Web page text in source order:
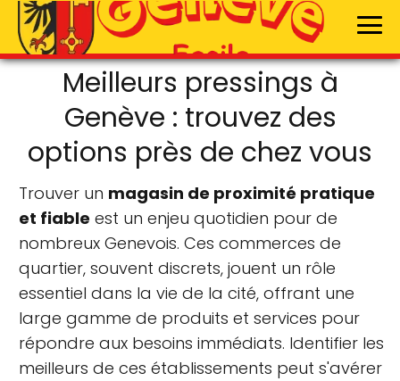
Meilleurs pressings à
Genève : trouvez des
options près de chez vous
Trouver un magasin de proximité pratique
et fiable est un enjeu quotidien pour de
nombreux Genevois. Ces commerces de
quartier, souvent discrets, jouent un rôle
essentiel dans la vie de la cité, offrant une
large gamme de produits et services pour
répondre aux besoins immédiats. Identifier les
meilleurs de ces établissements peut s'avérer